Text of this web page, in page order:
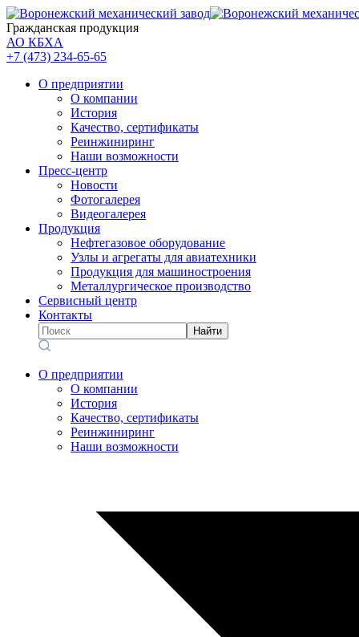
Гражданская продукция
АО КБХА
+7 (473) 234-65-65
О предприятии
О компании
История
Качество, сертификаты
Реинжиниринг
Наши возможности
Пресс-центр
Новости
Фотогалерея
Видеогалерея
Продукция
Нефтегазовое оборудование
Узлы и агрегаты для авиатехники
Продукция для машиностроения
Металлургическое производство
Сервисный центр
Контакты
Найти
О предприятии
О компании
История
Качество, сертификаты
Реинжиниринг
Наши возможности